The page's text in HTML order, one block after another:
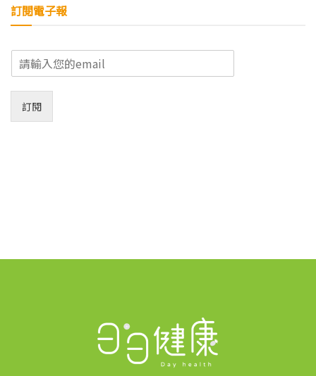
訂閱電子報
E
m
*
訂閱